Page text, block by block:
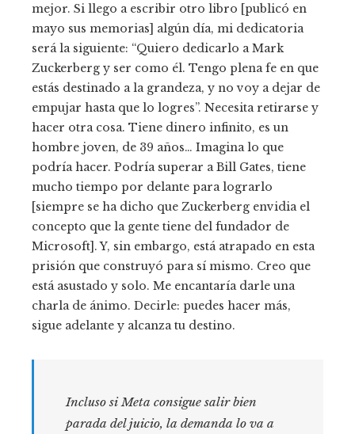
mejor. Si llego a escribir otro libro [publicó en
mayo sus memorias] algún día, mi dedicatoria
será la siguiente: “Quiero dedicarlo a Mark
Zuckerberg y ser como él. Tengo plena fe en que
estás destinado a la grandeza, y no voy a dejar de
empujar hasta que lo logres”. Necesita retirarse y
hacer otra cosa. Tiene dinero infinito, es un
hombre joven, de 39 años… Imagina lo que
podría hacer. Podría superar a Bill Gates, tiene
mucho tiempo por delante para lograrlo
[siempre se ha dicho que Zuckerberg envidia el
concepto que la gente tiene del fundador de
Microsoft]. Y, sin embargo, está atrapado en esta
prisión que construyó para sí mismo. Creo que
está asustado y solo. Me encantaría darle una
charla de ánimo. Decirle: puedes hacer más,
sigue adelante y alcanza tu destino.
Incluso si Meta consigue salir bien
parada del juicio, la demanda lo va a